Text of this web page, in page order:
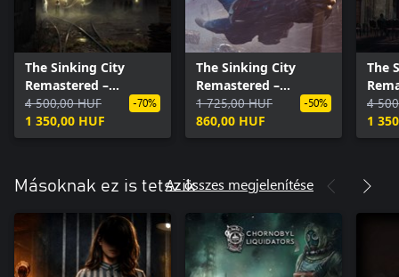
The Sinking City
Remastered –
Worshippers of the
Necronomicon
4 500,00 HUF
1 350,00 HUF
-70%
The Sinking City
Remastered –
Investigator Pack
1 725,00 HUF
860,00 HUF
-50%
The
4
1
Másoknak ez is tetszikAz összes megjelenítése